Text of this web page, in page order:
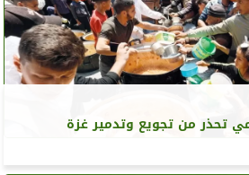
تحذر من تجويع وتدمير غزة